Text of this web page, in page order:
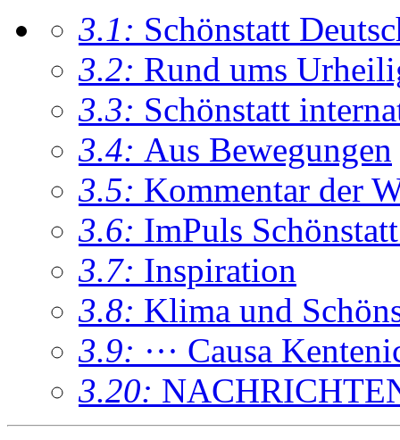
3.1: Schönstatt
3.2: Rund ums
3.3: Schönstatt
3.4: Aus Bewegungen
3.5: Kommentar der
3.6: ImPuls
3.7: Inspiration
3.8: Klima und
3.9: ··· Causa
3.20: